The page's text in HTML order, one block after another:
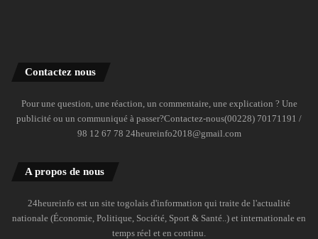
Contactez nous
Pour une question, une réaction, un commentaire, une explication ? Une
publicité ou un communiqué à passer?Contactez-nous(00228) 70171191 /
98 12 67 78 24heureinfo2018@gmail.com
A propos de nous
24heureinfo est un site togolais d'information qui traite de l'actualité
nationale (Économie, Politique, Société, Sport & Santé..) et internationale en
temps réel et en continu.